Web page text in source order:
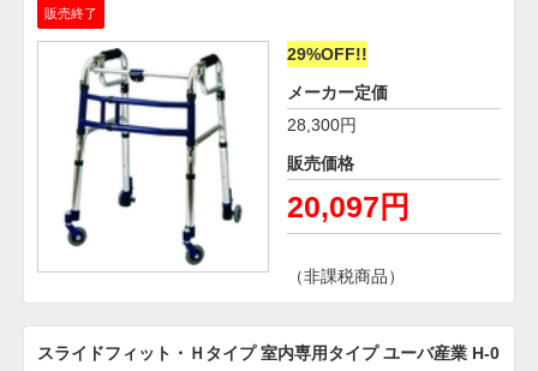
販売終了
29%OFF!!
メーカー定価
28,300円
販売価格
20,097円
（非課税商品）
スライドフィット・Ｈタイプ 室内専用タイプ ユーバ産業 H-0